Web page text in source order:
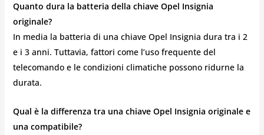
Quanto dura la batteria della chiave Opel Insignia
originale?
In media la batteria di una chiave Opel Insignia dura tra i 2
e i 3 anni. Tuttavia, fattori come l’uso frequente del
telecomando e le condizioni climatiche possono ridurne la
durata.
Qual è la differenza tra una chiave Opel Insignia originale e
una compatibile?